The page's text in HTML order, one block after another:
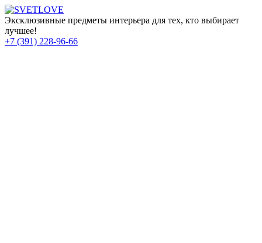
Эксклюзивные предметы интерьера для тех, кто выбирает
лучшее!
+7 (391) 228-96-66